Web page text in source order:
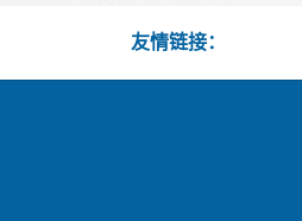
友情链接：